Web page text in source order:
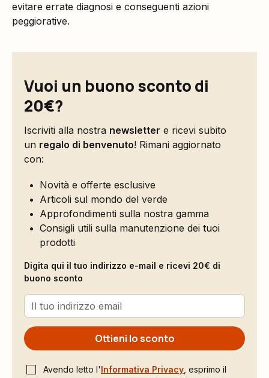
evitare errate diagnosi e conseguenti azioni
peggiorative.
Vuoi un buono sconto di
20€?
Iscriviti alla nostra newsletter e ricevi subito
un regalo di benvenuto! Rimani aggiornato
con:
Novità e offerte esclusive
Articoli sul mondo del verde
Approfondimenti sulla nostra gamma
Consigli utili sulla manutenzione dei tuoi
prodotti
Digita qui il tuo indirizzo e-mail e ricevi 20€ di
buono sconto
Ottieni lo sconto
Avendo letto l' Informativa Privacy, esprimo il